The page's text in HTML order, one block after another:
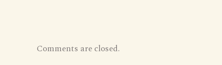
Comments are closed.